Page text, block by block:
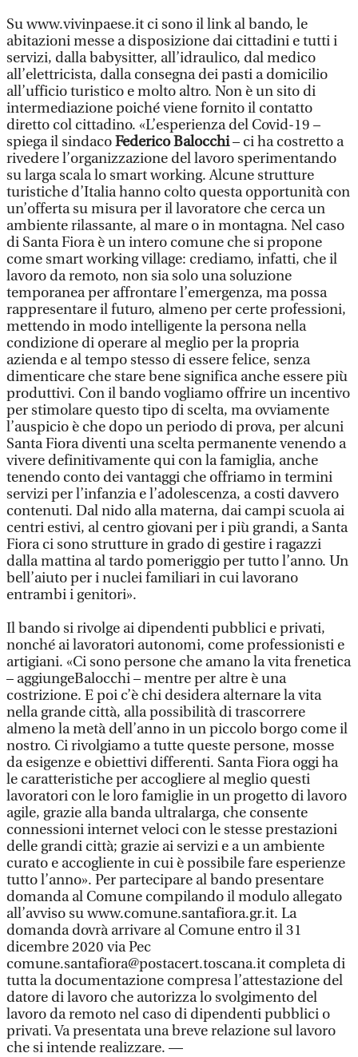
Su www.vivinpaese.it ci sono il link al bando, le
abitazioni messe a disposizione dai cittadini e tutti i
servizi, dalla babysitter, all’idraulico, dal medico
all’elettricista, dalla consegna dei pasti a domicilio
all’ufficio turistico e molto altro. Non è un sito di
intermediazione poiché viene fornito il contatto
diretto col cittadino. «L’esperienza del Covid-19 –
spiega il sindacoFederico Balocchi– ci ha costretto a
rivedere l’organizzazione del lavoro sperimentando
su larga scala lo smart working. Alcune strutture
turistiche d’Italia hanno colto questa opportunità con
un’offerta su misura per il lavoratore che cerca un
ambiente rilassante, al mare o in montagna. Nel caso
di Santa Fiora è un intero comune che si propone
come smart working village: crediamo, infatti, che il
lavoro da remoto, non sia solo una soluzione
temporanea per affrontare l’emergenza, ma possa
rappresentare il futuro, almeno per certe professioni,
mettendo in modo intelligente la persona nella
condizione di operare al meglio per la propria
azienda e al tempo stesso di essere felice, senza
dimenticare che stare bene significa anche essere più
produttivi. Con il bando vogliamo offrire un incentivo
per stimolare questo tipo di scelta, ma ovviamente
l’auspicio è che dopo un periodo di prova, per alcuni
Santa Fiora diventi una scelta permanente venendo a
vivere definitivamente qui con la famiglia, anche
tenendo conto dei vantaggi che offriamo in termini
servizi per l’infanzia e l’adolescenza, a costi davvero
contenuti. Dal nido alla materna, dai campi scuola ai
centri estivi, al centro giovani per i più grandi, a Santa
Fiora ci sono strutture in grado di gestire i ragazzi
dalla mattina al tardo pomeriggio per tutto l’anno. Un
bell’aiuto per i nuclei familiari in cui lavorano
entrambi i genitori».
Il bando si rivolge ai dipendenti pubblici e privati,
nonché ai lavoratori autonomi, come professionisti e
artigiani. «Ci sono persone che amano la vita frenetica
– aggiungeBalocchi – mentre per altre è una
costrizione. E poi c’è chi desidera alternare la vita
nella grande città, alla possibilità di trascorrere
almeno la metà dell’anno in un piccolo borgo come il
nostro. Ci rivolgiamo a tutte queste persone, mosse
da esigenze e obiettivi differenti. Santa Fiora oggi ha
le caratteristiche per accogliere al meglio questi
lavoratori con le loro famiglie in un progetto di lavoro
agile, grazie alla banda ultralarga, che consente
connessioni internet veloci con le stesse prestazioni
delle grandi città; grazie ai servizi e a un ambiente
curato e accogliente in cui è possibile fare esperienze
tutto l’anno». Per partecipare al bando presentare
domanda al Comune compilando il modulo allegato
all’avviso su www.comune.santafiora.gr.it. La
domanda dovrà arrivare al Comune entro il 31
dicembre 2020 via Pec
comune.santafiora@postacert.toscana.it completa di
tutta la documentazione compresa l’attestazione del
datore di lavoro che autorizza lo svolgimento del
lavoro da remoto nel caso di dipendenti pubblici o
privati. Va presentata una breve relazione sul lavoro
che si intende realizzare. —